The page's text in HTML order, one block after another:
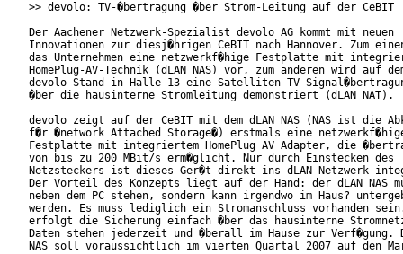
>> devolo: TV-�bertragung �ber Strom-Leitung auf der CeBIT
Der Aachener Netzwerk-Spezialist devolo AG kommt mit neuen
Innovationen zur diesj�hrigen CeBIT nach Hannover. Zum
das Unternehmen eine netzwerkf�hige Festplatte mit
HomePlug-AV-Technik (dLAN NAS) vor, zum anderen wird auf
devolo-Stand in Halle 13 eine Satelliten-TV-
�ber die hausinterne Stromleitung demonstriert (dLAN NAT).
devolo zeigt auf der CeBIT mit dem dLAN NAS (NAS ist die
f�r �network Attached Storage�) erstmals eine
Festplatte mit integriertem HomePlug AV Adapter, die
von bis zu 200 MBit/s erm�glicht. Nur durch Einstecken des
Netzsteckers ist dieses Ger�t direkt ins dLAN-Netzwerk
Der Vorteil des Konzepts liegt auf der Hand: der dLAN NAS
neben dem PC stehen, sondern kann irgendwo im Haus?
werden. Es muss lediglich ein Stromanschluss vorhanden
erfolgt die Sicherung einfach �ber das hausinterne
Daten stehen jederzeit und �berall im Hause zur Verf�gung.
NAS soll voraussichtlich im vierten Quartal 2007 auf den